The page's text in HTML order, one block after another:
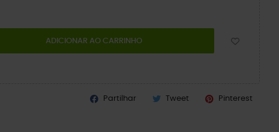
ADICIONAR AO CARRINHO
Partilhar Tweet Pinterest